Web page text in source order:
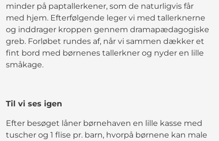
minder på paptallerkener, som de naturligvis får
med hjem. Efterfølgende leger vi med tallerknerne
og inddrager kroppen gennem dramapædagogiske
greb. Forløbet rundes af, når vi sammen dækker et
fint bord med børnenes tallerkner og nyder en lille
småkage.
Til vi ses igen
Efter besøget låner børnehaven en lille kasse med
tuscher og 1 flise pr. barn, hvorpå børnene kan male